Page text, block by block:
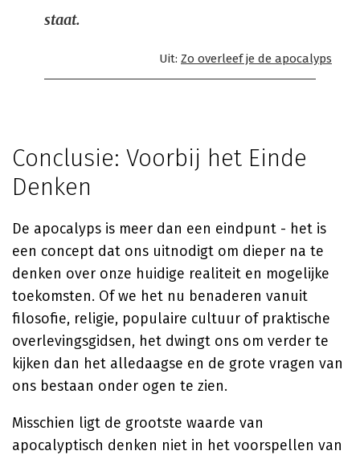
staat.
Uit: Zo overleef je de apocalyps
Conclusie: Voorbij het Einde
Denken
De apocalyps is meer dan een eindpunt - het is
een concept dat ons uitnodigt om dieper na te
denken over onze huidige realiteit en mogelijke
toekomsten. Of we het nu benaderen vanuit
filosofie, religie, populaire cultuur of praktische
overlevingsgidsen, het dwingt ons om verder te
kijken dan het alledaagse en de grote vragen van
ons bestaan onder ogen te zien.
Misschien ligt de grootste waarde van
apocalyptisch denken niet in het voorspellen van